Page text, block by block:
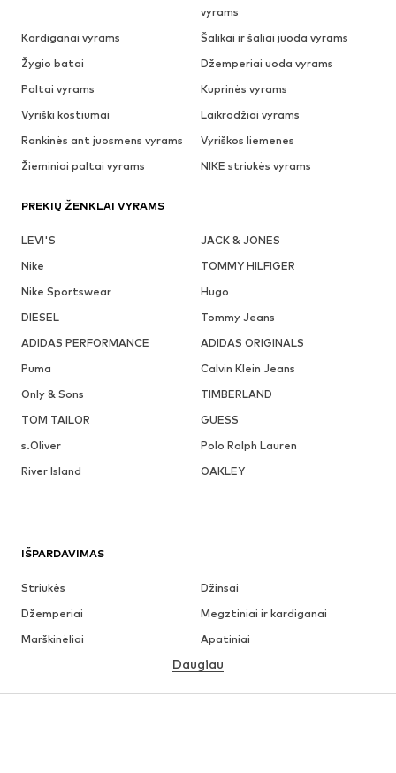
vyrams
Kardiganai vyrams
Šalikai ir šaliai juoda vyrams
Žygio batai
Džemperiai uoda vyrams
Paltai vyrams
Kuprinės vyrams
Vyriški kostiumai
Laikrodžiai vyrams
Rankinės ant juosmens vyrams
Vyriškos liemenes
Žieminiai paltai vyrams
NIKE striukės vyrams
PREKIŲ ŽENKLAI VYRAMS
LEVI'S
JACK & JONES
Nike
TOMMY HILFIGER
Nike Sportswear
Hugo
DIESEL
Tommy Jeans
ADIDAS PERFORMANCE
ADIDAS ORIGINALS
Puma
Calvin Klein Jeans
Only & Sons
TIMBERLAND
TOM TAILOR
GUESS
s.Oliver
Polo Ralph Lauren
River Island
OAKLEY
IŠPARDAVIMAS
Striukės
Džinsai
Džemperiai
Megztiniai ir kardiganai
Marškinėliai
Apatiniai
Marškiniai
Daugiau